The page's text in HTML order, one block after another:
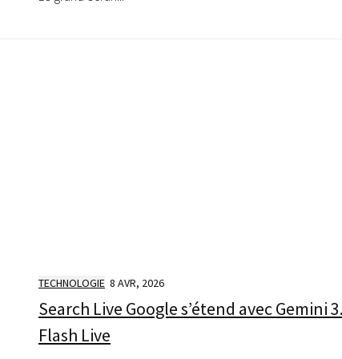
TECHNOLOGIE 8 AVR, 2026
Search Live Google s’étend avec Gemini
Flash Live